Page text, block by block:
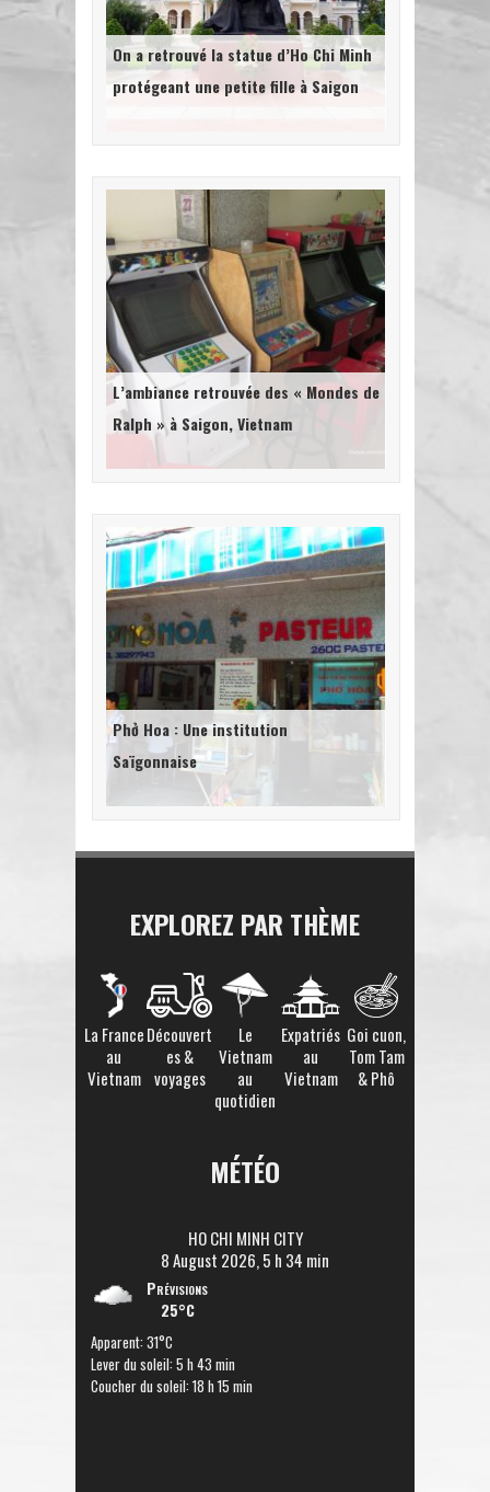
On a retrouvé la statue d’Ho Chi Minh
protégeant une petite fille à Saigon
L’ambiance retrouvée des « Mondes de
Ralph » à Saigon, Vietnam
Phở Hoa : Une institution
Saïgonnaise
EXPLOREZ PAR THÈME
La France
au
Vietnam
Découvert
es &
voyages
Le
Vietnam
au
quotidien
Expatriés
au
Vietnam
Goi cuon,
Tom Tam
& Phô
MÉTÉO
HO CHI MINH CITY
8 August 2026, 5 h 34 min
Prévisions
25°C
Apparent: 31°C
Lever du soleil: 5 h 43 min
Coucher du soleil: 18 h 15 min